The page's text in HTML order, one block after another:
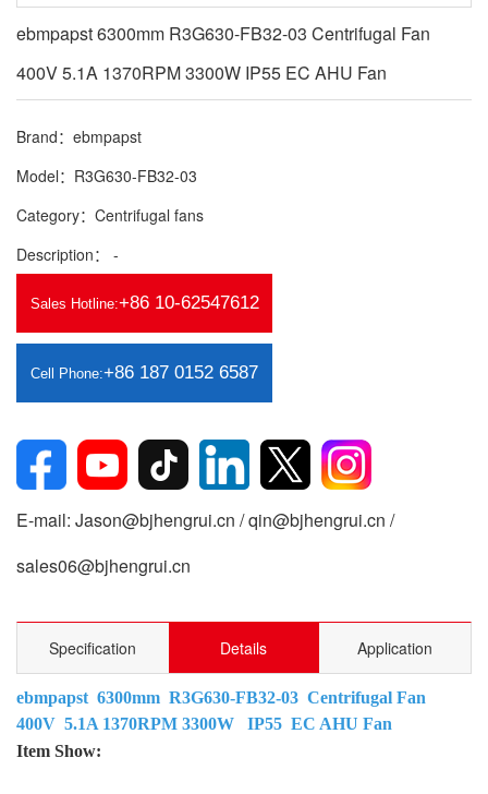
ebmpapst 6300mm R3G630-FB32-03 Centrifugal Fan
400V 5.1A 1370RPM 3300W IP55 EC AHU Fan
Brand：ebmpapst
Model：R3G630-FB32-03
Category：Centrifugal fans
Description： -
Sales Hotline:+86 10-62547612
Cell Phone:+86 187 0152 6587
E-mail: Jason@bjhengrui.cn / qin@bjhengrui.cn /
sales06@bjhengrui.cn
Specification Details Application
ebmpapst 6300mm R3G630-FB32-03 Centrifugal Fan
400V 5.1A 1370RPM 3300W IP55 EC AHU Fan
Item Show: